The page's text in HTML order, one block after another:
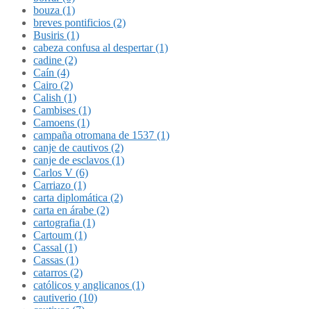
bouza (1)
breves pontificios (2)
Busiris (1)
cabeza confusa al despertar (1)
cadine (2)
Caín (4)
Cairo (2)
Calish (1)
Cambises (1)
Camoens (1)
campaña otromana de 1537 (1)
canje de cautivos (2)
canje de esclavos (1)
Carlos V (6)
Carriazo (1)
carta diplomática (2)
carta en árabe (2)
cartografia (1)
Cartoum (1)
Cassal (1)
Cassas (1)
catarros (2)
católicos y anglicanos (1)
cautiverio (10)